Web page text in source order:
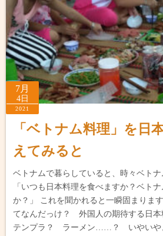
7月
4日
2021
「ベトナム料理」を日
えてみると
ベトナムで暮らしていると、時々ベトナ
「いつも日本料理を食べますか？ベト
か？」 これを聞かれると一瞬固まりま
てなんだっけ？ 外国人の期待する日
テンプラ？ ラーメン……？ いやいや